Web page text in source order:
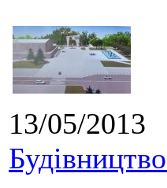
13/05/2013